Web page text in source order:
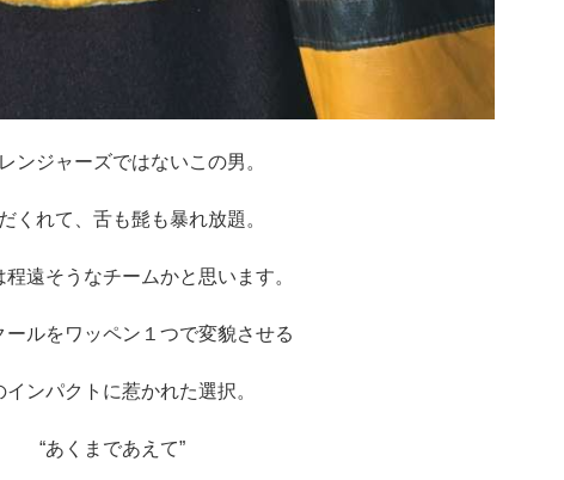
ンジャーズではないこの男。
くれて、舌も髭も暴れ放題。
程遠そうなチームかと思います。
ールをワッペン１つで変貌させる
インパクトに惹かれた選択。
“あくまであえて”